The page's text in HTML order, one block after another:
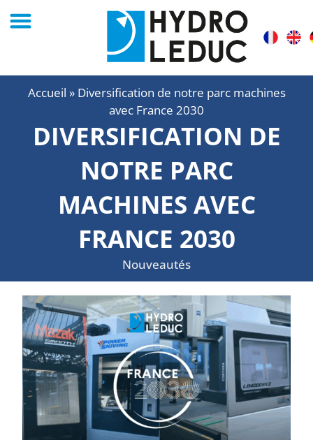
Accueil » Diversification de notre parc machines
avec France 2030
DIVERSIFICATION DE
NOTRE PARC
MACHINES AVEC
FRANCE 2030
Nouveautés